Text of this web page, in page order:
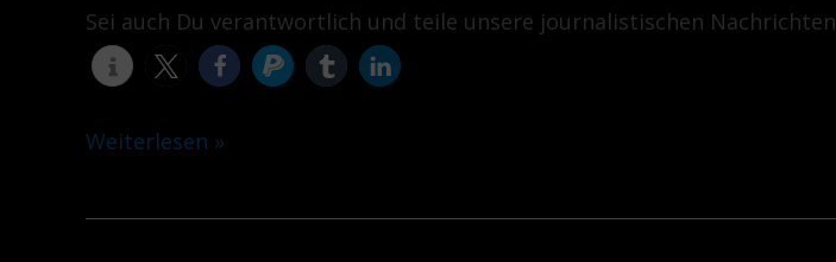
Sei auch Du verantwortlich und teile unsere journalistischen Nachrichten
Weiterlesen »